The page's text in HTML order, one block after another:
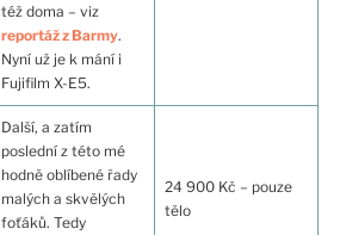
též doma – viz
reportáž z Barmy.
Nyní už je k mání i
Fujifilm X-E5.
Další, a zatím
poslední z této mé
hodně oblíbené řady
malých a skvělých
foťáků. Tedy
24 900 Kč – pouze
tělo